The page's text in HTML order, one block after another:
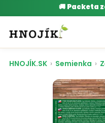
🚚 Packeta
HNOJÍK.SK › Semienka ›